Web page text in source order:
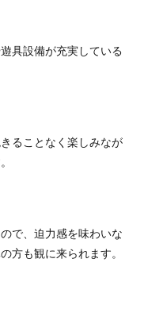
具設備が充実している
ることなく楽しみなが
で、迫力感を味わいな
方も観に来られます。